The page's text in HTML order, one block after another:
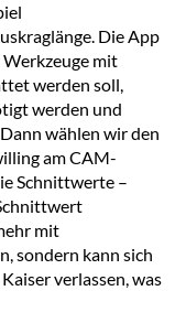
Die App
Werkzeuge mit
werden soll,
werden und
wählen wir den
am CAM-
Schnittwerte –
mit
sondern kann sich
verlassen, was